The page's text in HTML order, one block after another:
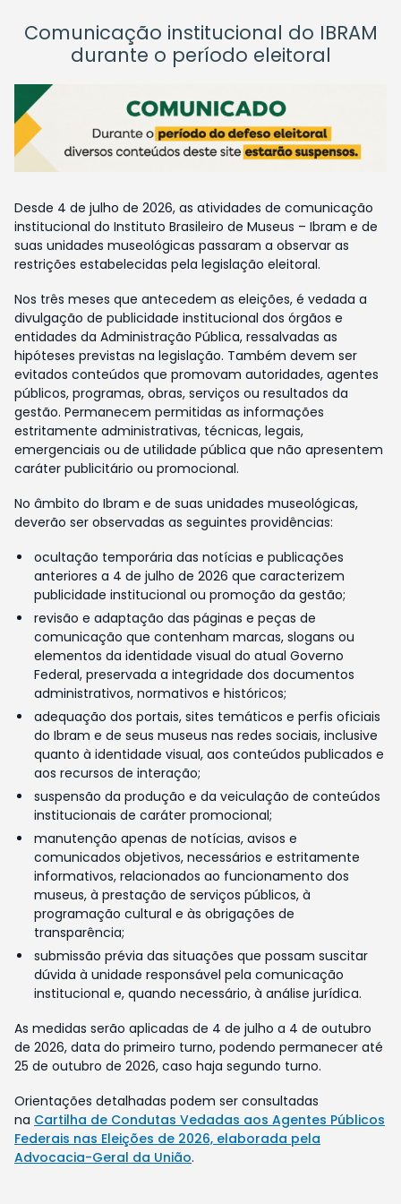
Comunicação institucional do IBRAM
durante o período eleitoral
Desde 4 de julho de 2026, as atividades de comunicação
institucional do Instituto Brasileiro de Museus – Ibram e de
suas unidades museológicas passaram a observar as
restrições estabelecidas pela legislação eleitoral.
Nos três meses que antecedem as eleições, é vedada a
divulgação de publicidade institucional dos órgãos e
entidades da Administração Pública, ressalvadas as
hipóteses previstas na legislação. Também devem ser
evitados conteúdos que promovam autoridades, agentes
públicos, programas, obras, serviços ou resultados da
gestão. Permanecem permitidas as informações
estritamente administrativas, técnicas, legais,
emergenciais ou de utilidade pública que não apresentem
caráter publicitário ou promocional.
No âmbito do Ibram e de suas unidades museológicas,
deverão ser observadas as seguintes providências:
ocultação temporária das notícias e publicações
anteriores a 4 de julho de 2026 que caracterizem
publicidade institucional ou promoção da gestão;
revisão e adaptação das páginas e peças de
comunicação que contenham marcas, slogans ou
elementos da identidade visual do atual Governo
Federal, preservada a integridade dos documentos
administrativos, normativos e históricos;
adequação dos portais, sites temáticos e perfis oficiais
do Ibram e de seus museus nas redes sociais, inclusive
quanto à identidade visual, aos conteúdos publicados e
aos recursos de interação;
suspensão da produção e da veiculação de conteúdos
institucionais de caráter promocional;
manutenção apenas de notícias, avisos e
comunicados objetivos, necessários e estritamente
informativos, relacionados ao funcionamento dos
museus, à prestação de serviços públicos, à
programação cultural e às obrigações de
transparência;
submissão prévia das situações que possam suscitar
dúvida à unidade responsável pela comunicação
institucional e, quando necessário, à análise jurídica.
As medidas serão aplicadas de 4 de julho a 4 de outubro
de 2026, data do primeiro turno, podendo permanecer até
25 de outubro de 2026, caso haja segundo turno.
Orientações detalhadas podem ser consultadas
na Cartilha de Condutas Vedadas aos Agentes Públicos
Federais nas Eleições de 2026, elaborada pela
Advocacia-Geral da União.